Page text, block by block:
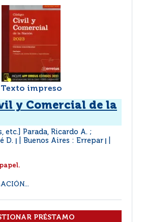
Texto impreso
y Comercial de la
etc.] Parada, Ricardo A. ;
D.
Buenos Aires : Errepar